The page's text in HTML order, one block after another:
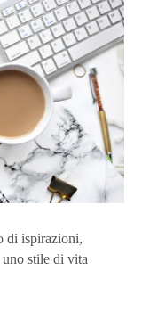
di ispirazioni,
stile di vita